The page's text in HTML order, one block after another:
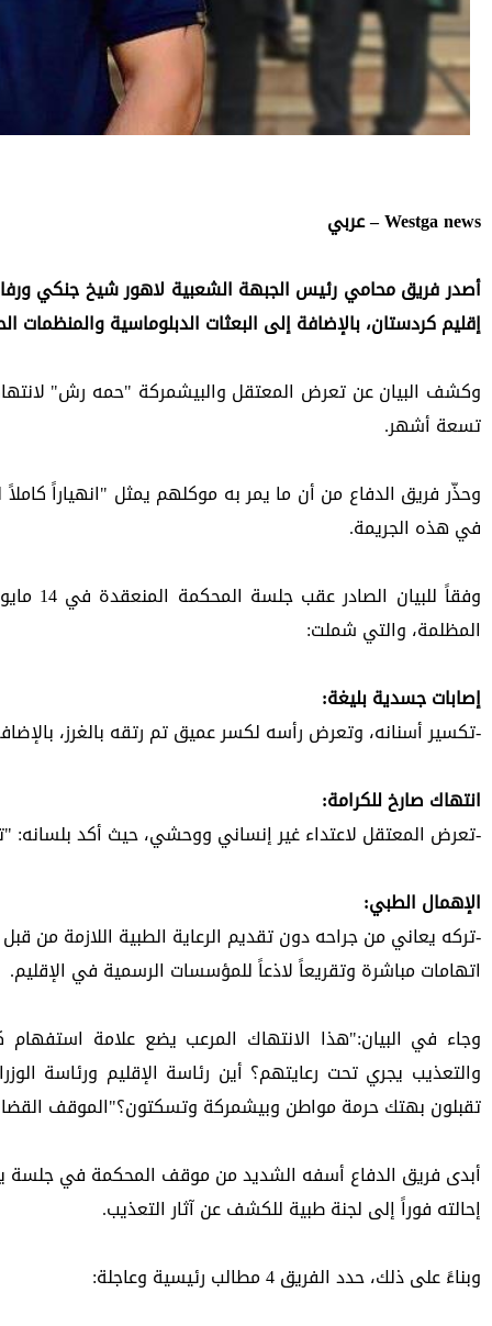
Westga news – عربي
إقليم كردستان، بالإضافة إلى البعثات الدبلوماسية والمنظمات
تسعة أشهر.
في هذه الجريمة.
المظلمة، والتي شملت:
إصابات جسدية بليغة:
-تكسير أسنانه، وتعرض رأسه لكسر عميق تم رتقه بالغرز،
انتهاك صارخ للكرامة:
-تعرض المعتقل لاعتداء غير إنساني ووحشي، حيث أكد بلسانه:
الإهمال الطبي:
اتهامات مباشرة وتقريعاً لاذعاً للمؤسسات الرسمية في الإقليم.
تقبلون بهتك حرمة مواطن وبيشمركة وتسكتون؟"الموقف
إحالته فوراً إلى لجنة طبية للكشف عن آثار التعذيب.
وبناءً على ذلك، حدد الفريق 4 مطالب رئيسية وعاجلة: